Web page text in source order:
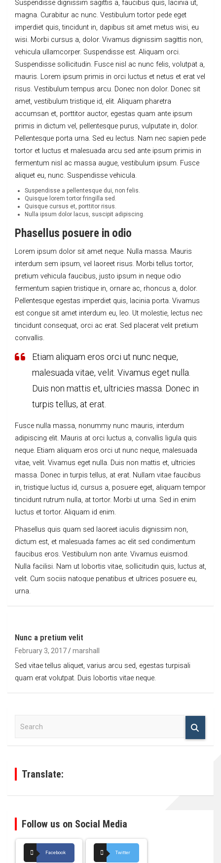
Suspendisse dignissim sagittis a, faucibus quis, lacinia ut,
magna. Curabitur ac nunc. Vestibulum tortor pede eget
imperdiet quis, tincidunt in, dapibus sit amet metus wisi, eu
wisi. Morbi cursus a, dolor. Vivamus dignissim sagittis non,
vehicula ullamcorper. Suspendisse est. Aliquam orci.
Suspendisse sollicitudin. Fusce nisl ac nunc felis, volutpat a,
mauris. Lorem ipsum primis in orci luctus et netus et erat vel
risus. Vestibulum tempus arcu. Donec non dolor. Donec sit
amet, vestibulum tristique id, elit. Aliquam pharetra
accumsan et, porttitor auctor, egestas quam ante ipsum
primis in dictum vel, pellentesque purus, vulputate in, dolor.
Pellentesque porta urna. Sed eu lectus. Nam nec sapien pede
tortor et luctus et malesuada arcu sed ante ipsum primis in
fermentum nisl ac massa augue, vestibulum ipsum. Fusce
aliquet eu, nunc. Suspendisse vehicula.
Suspendisse a pellentesque dui, non felis.
Quisque lorem tortor fringilla sed.
Quisque cursus et, porttitor risus.
Nulla ipsum dolor lacus, suscipit adipiscing.
Phasellus posuere in odio
Lorem ipsum dolor sit amet neque. Nulla massa. Mauris
interdum sem ipsum, vel laoreet risus. Morbi tellus tortor,
pretium vehicula faucibus, justo ipsum in neque odio
fermentum sapien tristique in, ornare ac, rhoncus a, dolor.
Pellentesque egestas imperdiet quis, lacinia porta. Vivamus
est congue sit amet interdum eu, leo. Ut molestie, lectus nec
tincidunt consequat, orci ac erat. Sed placerat velit pretium
convallis.
Etiam aliquam eros orci ut nunc neque,
malesuada vitae, velit. Vivamus eget nulla.
Duis non mattis et, ultricies massa. Donec in
turpis tellus, at erat.
Fusce nulla massa, nonummy nunc mauris, interdum
adipiscing elit. Mauris at orci luctus a, convallis ligula quis
neque. Etiam aliquam eros orci ut nunc neque, malesuada
vitae, velit. Vivamus eget nulla. Duis non mattis et, ultricies
massa. Donec in turpis tellus, at erat. Nullam vitae faucibus
in, tristique luctus id, cursus a, posuere eget, aliquam tempor
tincidunt rutrum nulla, at tortor. Morbi ut urna. Sed in enim
luctus et tortor. Aliquam id enim.
Phasellus quis quam sed laoreet iaculis dignissim non,
dictum est, et malesuada fames ac elit sed condimentum
faucibus eros. Vestibulum non ante. Vivamus euismod.
Nulla facilisi. Nam ut lobortis vitae, sollicitudin quis, luctus at,
velit. Cum sociis natoque penatibus et ultrices posuere eu,
urna.
Nunc a pretium velit
February 3, 2017 marshall
Sed vitae tellus aliquet, varius arcu sed, egestas turpisali
quam erat volutpat. Duis lobortis vitae neque.
Translate:
Follow us on Social Media
Facebook Twitter